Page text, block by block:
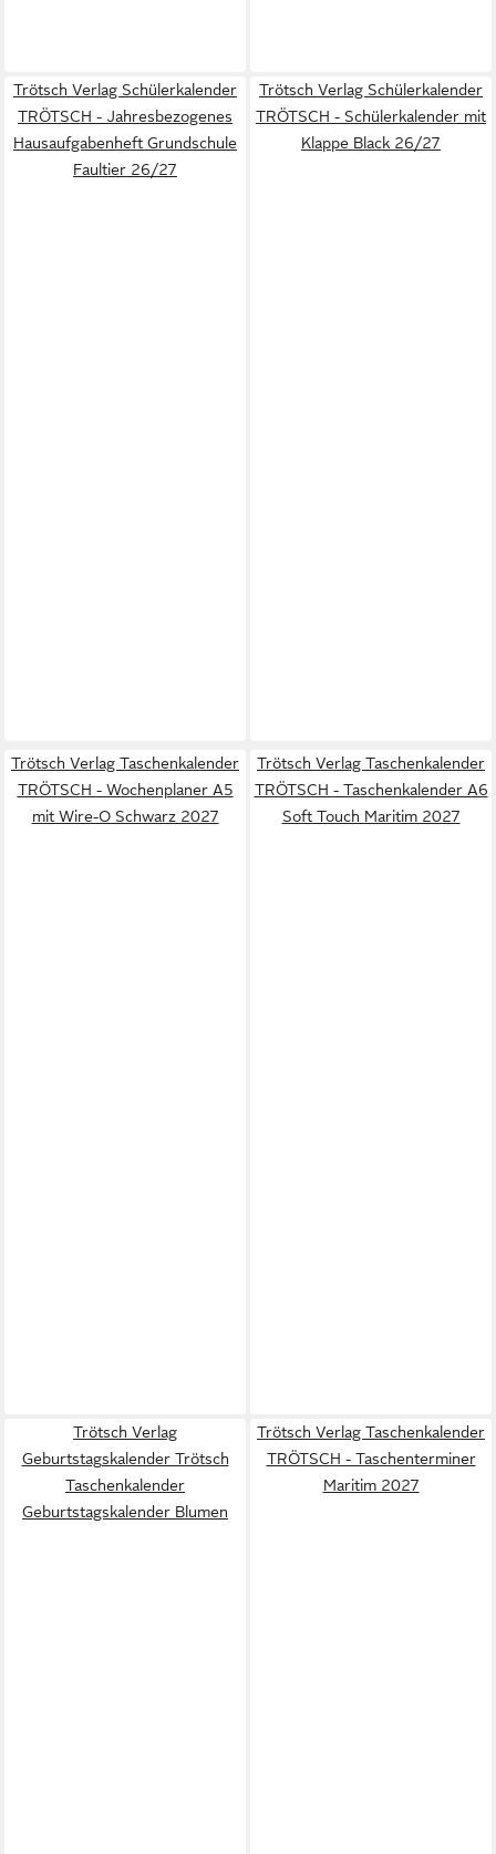
Trötsch Verlag Schülerkalender
TRÖTSCH - Jahresbezogenes
Hausaufgabenheft Grundschule
Faultier 26/27
Trötsch Verlag Schülerkalender
TRÖTSCH - Schülerkalender mit
Klappe Black 26/27
Trötsch Verlag Taschenkalender
TRÖTSCH - Wochenplaner A5
mit Wire-O Schwarz 2027
Trötsch Verlag Taschenkalender
TRÖTSCH - Taschenkalender A6
Soft Touch Maritim 2027
Trötsch Verlag
Geburtstagskalender Trötsch
Taschenkalender
Geburtstagskalender Blumen
Trötsch Verlag Taschenkalender
TRÖTSCH - Taschenterminer
Maritim 2027